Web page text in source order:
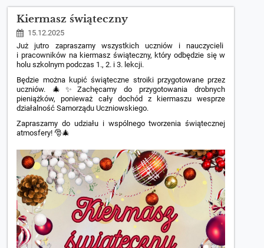
Kiermasz świąteczny
15.12.2025
Już jutro zapraszamy wszystkich uczniów i nauczycieli
i pracowników na kiermasz świąteczny, który odbędzie się w
holu szkolnym podczas 1., 2. i 3. lekcji.
Będzie można kupić świąteczne stroiki przygotowane przez
uczniów. 🎄✨Zachęcamy do przygotowania drobnych
pieniążków, ponieważ cały dochód z kiermaszu wesprze
działalność Samorządu Uczniowskiego.
Zapraszamy do udziału i wspólnego tworzenia świątecznej
atmosfery! 🎅🎄